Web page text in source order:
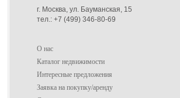
г. Москва, ул. Бауманская, 15
тел.: +7 (499) 346-80-69
О нас
Каталог недвижимости
Интересные предложения
Заявка на покупку/аренду